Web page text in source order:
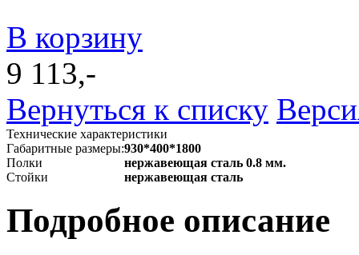
В корзину
9 113,-
Вернуться к списку
Технические характеристики
Габаритные размеры:930*400*1800
Полки
нержавеющая сталь 0.8 мм.
Стойки
нержавеющая сталь
Подробное описание